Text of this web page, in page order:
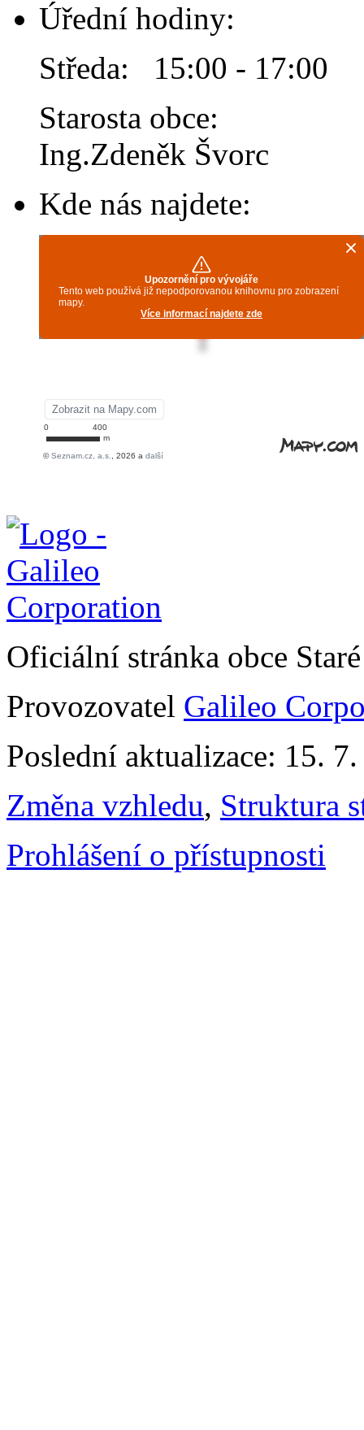
Úřední hodiny:
Středa: 15:00 - 17:00
Starosta obce:
Ing.Zdeněk Švorc
Kde nás najdete:
Oficiální stránka obce
Provozovatel Galileo
Poslední aktualizace: 15.
Změna vzhledu, Struktura
Prohlášení o přístupnosti